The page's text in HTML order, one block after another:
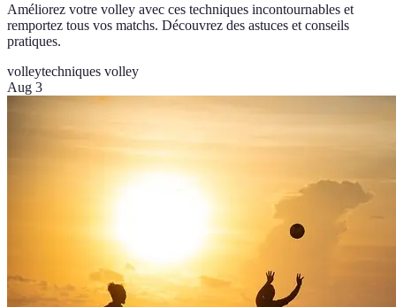
Améliorez votre volley avec ces techniques incontournables et
remportez tous vos matchs. Découvrez des astuces et conseils
pratiques.
volleytechniques volley
Aug 3